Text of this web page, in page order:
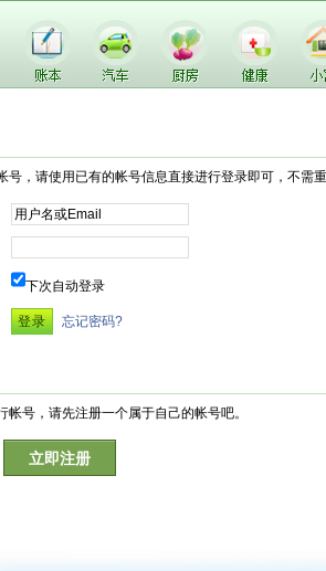
号，请使用已有的帐号信息直接进行登录即可，不需
下次自动登录
忘记密码?
帐号，请先注册一个属于自己的帐号吧。
立即注册